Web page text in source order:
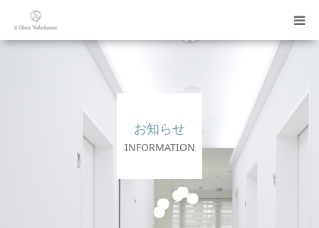
お知らせ
INFORMATION